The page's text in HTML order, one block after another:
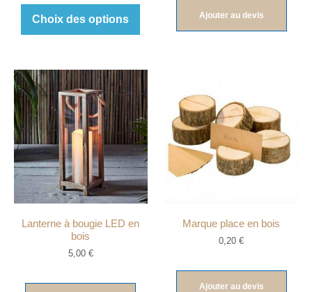
Choix des options Ajouter au devis
Lanterne à bougie LED en
bois
5,00 €
Marque place en bois
0,20€
Ajouter au devis